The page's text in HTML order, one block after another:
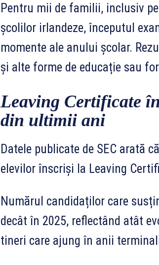
Pentru mii de familii, inclusiv
școlilor irlandeze, începutul
momente ale anului școlar.
și alte forme de educație sau
Leaving Certificate
din ultimii ani
Datele publicate de SEC arată
elevilor înscriși la Leaving
Numărul candidaților care
decât în 2025, reflectând atât
tineri care ajung în anii